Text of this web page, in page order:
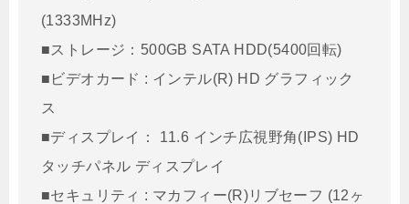
(1333MHz)
■ストレージ：500GB SATA HDD(5400回転)
■ビデオカード : インテル(R) HD グラフィック
ス
■ディスプレイ： 11.6 インチ広視野角(IPS) HD
タッチパネル ディスプレイ
■セキュリティ : マカフィー(R)リブセーフ (12ヶ